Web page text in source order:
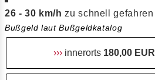
26 - 30 km/h zu schnell gefahren
Bußgeld laut Bußgeldkatalog
››› innerorts 180,00 EUR